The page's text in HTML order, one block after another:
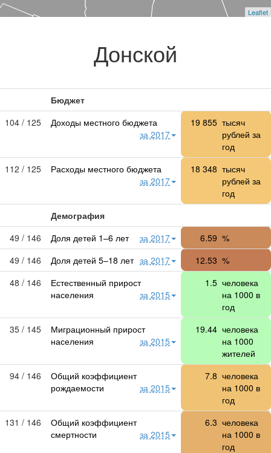
Leaflet
Донской
Бюджет
104 / 125
Доходы местного бюджета
за 2017
19 855 тысяч
рублей за
год
112 / 125
Расходы местного бюджета
за 2017
18 348 тысяч
рублей за
год
Демография
49 / 146
Доля детей 1–6 лет за 2017 6.59 %
49 / 146
Доля детей 5–18 лет за 2017 12.53 %
48 / 146
Естественный прирост
населения
за 2015
1.5 человека
на 1000 в
год
35 / 145
Миграционный прирост
населения
за 2015
19.44 человека
на 1000
жителей
94 / 146
Общий коэффициент
рождаемости
за 2015
7.8 человека
на 1000 в
год
131 / 146
Общий коэффициент
смертности
за 2015
6.3 человека
на 1000 в
год